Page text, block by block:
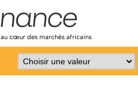
cœur des marchés africains